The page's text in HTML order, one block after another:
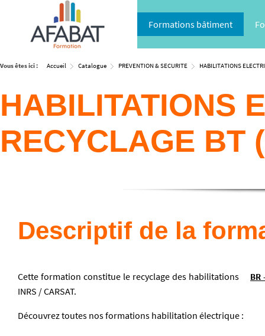
Formations bâtiment
Vous êtes ici : Accueil Catalogue PREVENTION & SECURITE HABILITATIONS
HABILITATIONS
RECYCLAGE BT
Descriptif de la
Cette formation constitue le recyclage des habilitations BR
INRS / CARSAT.
Découvrez toutes nos formations habilitation électrique :